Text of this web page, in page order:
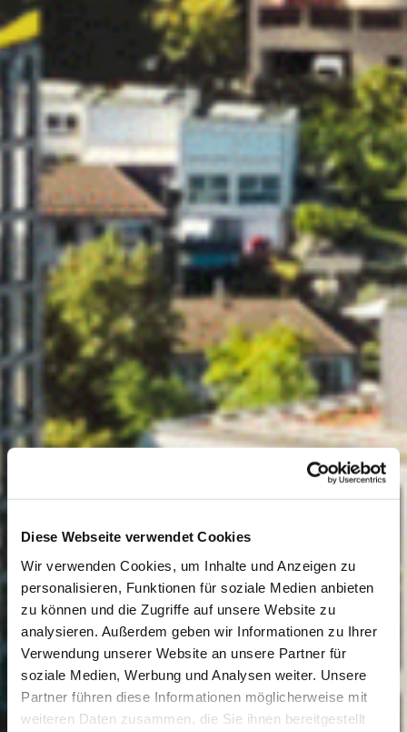
Diese Webseite verwendet Cookies
Wir verwenden Cookies, um Inhalte und Anzeigen zu
personalisieren, Funktionen für soziale Medien anbieten
zu können und die Zugriffe auf unsere Website zu
analysieren. Außerdem geben wir Informationen zu Ihrer
Verwendung unserer Website an unsere Partner für
soziale Medien, Werbung und Analysen weiter. Unsere
Partner führen diese Informationen möglicherweise mit
weiteren Daten zusammen, die Sie ihnen bereitgestellt